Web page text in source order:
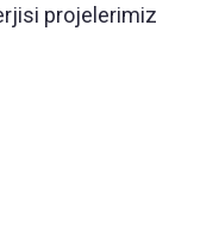
projelerimiz